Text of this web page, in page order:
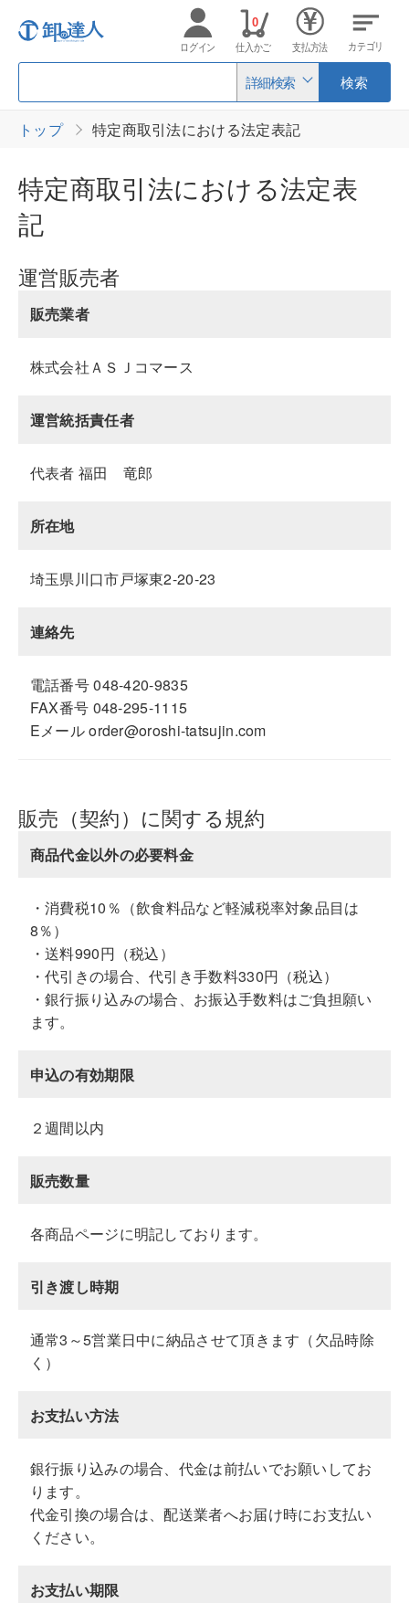
詳細検索 検索
ログイン 仕入かご
0
支払方法 カテゴリ
トップ 特定商取引法における法定表記
特定商取引法における法定表
記
運営販売者
販売業者
株式会社ＡＳＪコマース
運営統括責任者
代表者 福田 竜郎
所在地
埼玉県川口市戸塚東2-20-23
連絡先
電話番号 048-420-9835
FAX番号 048-295-1115
Eメール order@oroshi-tatsujin.com
販売（契約）に関する規約
商品代金以外の必要料金
・消費税10％（飲食料品など軽減税率対象品目は
8％）
・送料990円（税込）
・代引きの場合、代引き手数料330円（税込）
・銀行振り込みの場合、お振込手数料はご負担願い
ます。
申込の有効期限
２週間以内
販売数量
各商品ページに明記しております。
引き渡し時期
通常3～5営業日中に納品させて頂きます（欠品時除
く）
お支払い方法
銀行振り込みの場合、代金は前払いでお願いしてお
ります。
代金引換の場合は、配送業者へお届け時にお支払い
ください。
お支払い期限